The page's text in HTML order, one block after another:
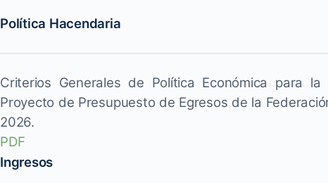
Política Hacendaria
Criterios Generales de Política Económica para
Proyecto de Presupuesto de Egresos de la
2026.
PDF
Ingresos